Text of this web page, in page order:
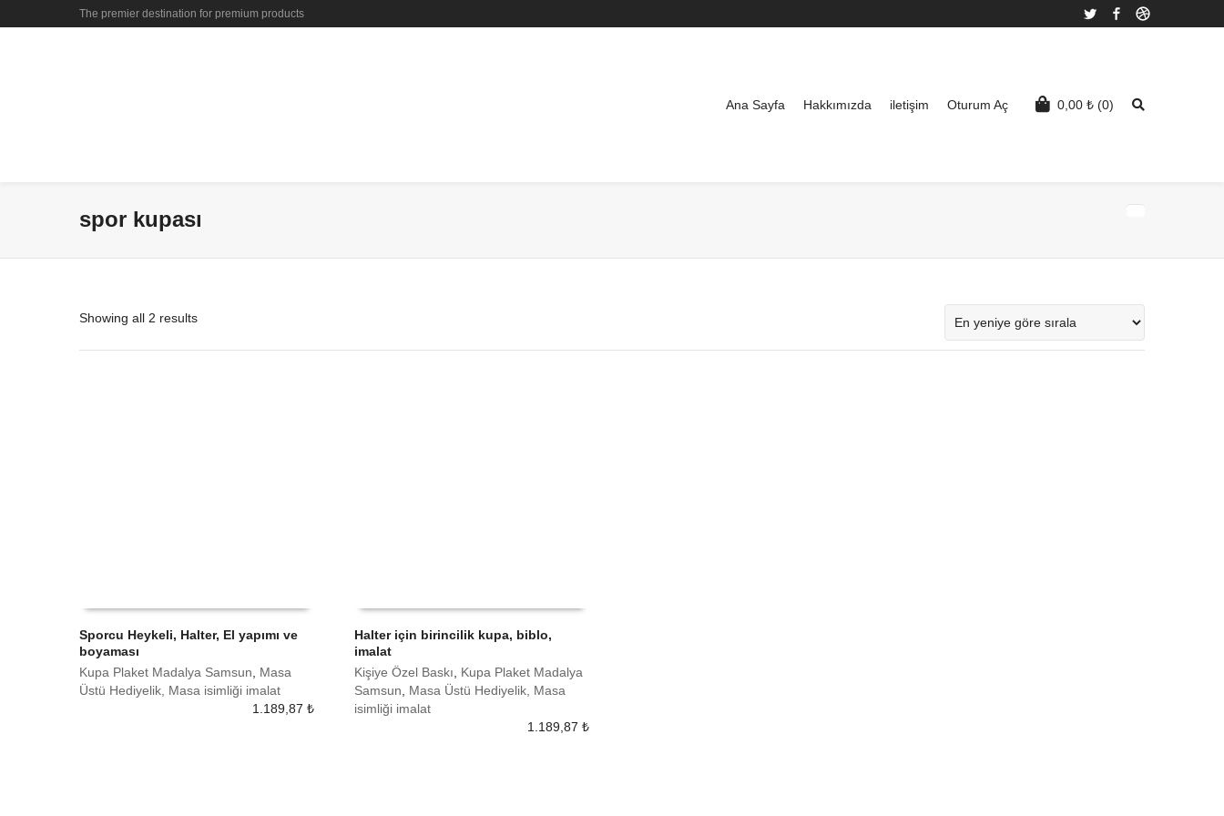
The premier destination for premium products Twitter Facebook
0,00 ₺ (0)
Ana Sayfa Hakkımızda iletişim Oturum Aç
spor kupası
Showing all 2 results
Sporcu Heykeli, Halter, El yapımı ve
boyaması
Kupa Plaket Madalya Samsun
Masa
Üstü Hediyelik, Masa isimliği imalat
1.189,87 ₺
SEPETE EKLE
Halter için birincilik kupa, biblo,
imalat
Kişiye Özel Baskı
Kupa Plaket Madalya
Samsun
Masa Üstü Hediyelik, Masa
isimliği imalat
1.189,87₺